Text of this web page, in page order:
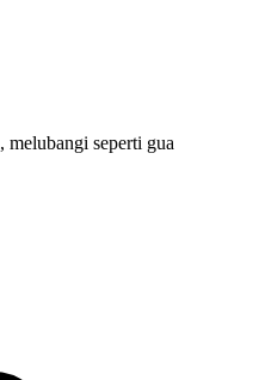
, melubangi seperti gua